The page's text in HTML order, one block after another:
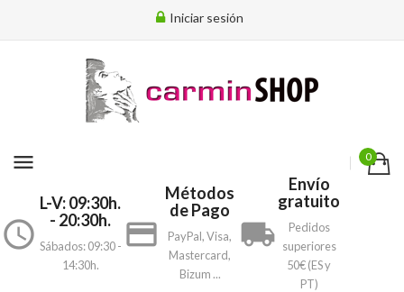
Iniciar sesión
menu 0
access_time
L-V: 09:30h.
- 20:30h.
Sábados: 09:30 -
14:30h.
payment
Métodos
de Pago
PayPal, Visa,
Mastercard,
Bizum ...
local_shipping
Envío
gratuito
Pedidos
superiores
50€ (ES y
PT)